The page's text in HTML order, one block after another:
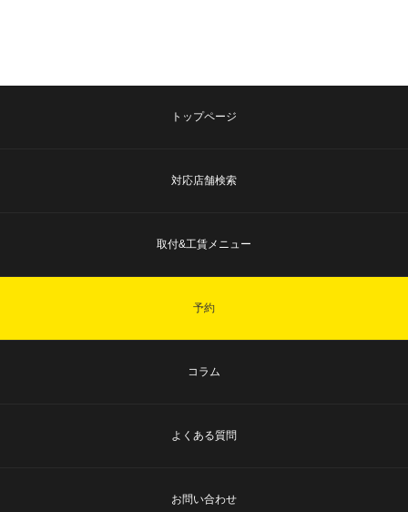
トップページ
対応店舗検索
取付&工賃メニュー
予約
コラム
よくある質問
お問い合わせ